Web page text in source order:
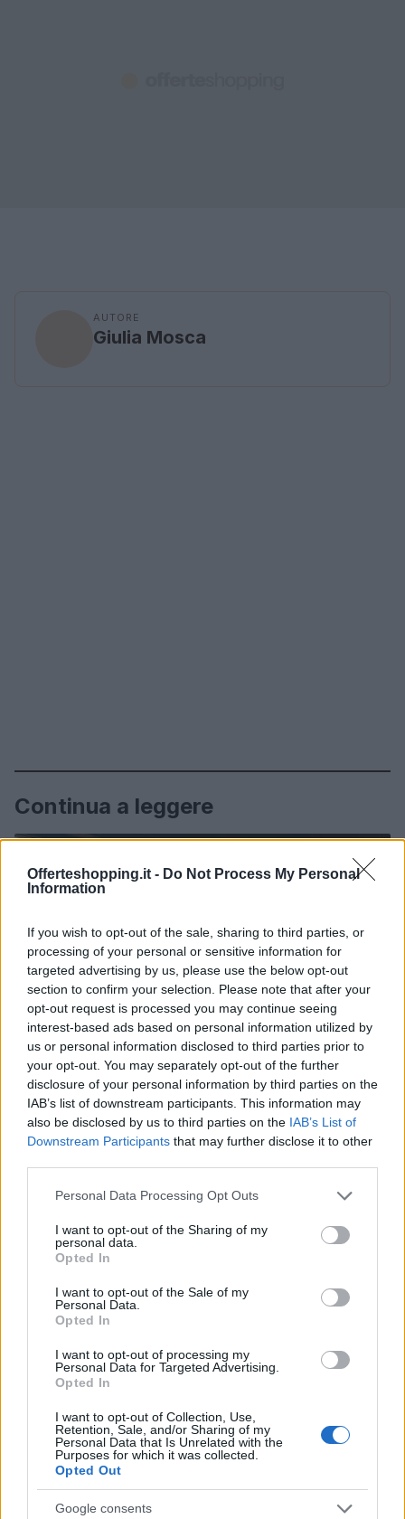
Offerteshopping.it - Do Not Process My Personal
Information
If you wish to opt-out of the sale, sharing to third parties, or
processing of your personal or sensitive information for
targeted advertising by us, please use the below opt-out
section to confirm your selection. Please note that after your
opt-out request is processed you may continue seeing
interest-based ads based on personal information utilized by
us or personal information disclosed to third parties prior to
your opt-out. You may separately opt-out of the further
disclosure of your personal information by third parties on the
IAB’s list of downstream participants. This information may
also be disclosed by us to third parties on the IAB’s List of
Downstream Participants that may further disclose it to other
Please note that this website/app uses one or more Google
not limited to your visit or usage behaviour. You may click to
grant or deny consent to Google and its third-party tags to
use your data for below specified purposes in below Google
consent section.
Personal Data Processing Opt Outs
I want to opt-out of the Sharing of my
personal data.
Opted In
I want to opt-out of the Sale of my
Personal Data.
Opted In
I want to opt-out of processing my
Personal Data for Targeted Advertising.
Opted In
I want to opt-out of Collection, Use,
Retention, Sale, and/or Sharing of my
Personal Data that Is Unrelated with the
Purposes for which it was collected.
Opted Out
Google consents
AUTORE
Giulia Mosca
Continua a leggere
Animali imbalsamati a Cremona: il processo per
detenzione illecita
Matteo Pellegrino · 11 Lug 2026
Furti in abitazione in Lombardia: i numeri e le
contromisure più diffuse
Matteo Pellegrino · 3 Lug 2026
ABBIGLIAMENTO